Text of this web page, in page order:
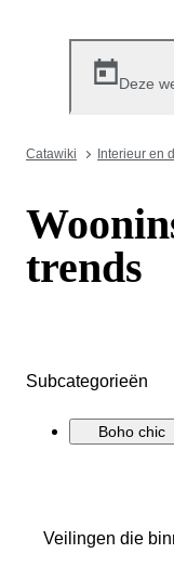
Deze
Catawiki Interieur en
trends
Subcategorieën
Boho chic
Veilingen die